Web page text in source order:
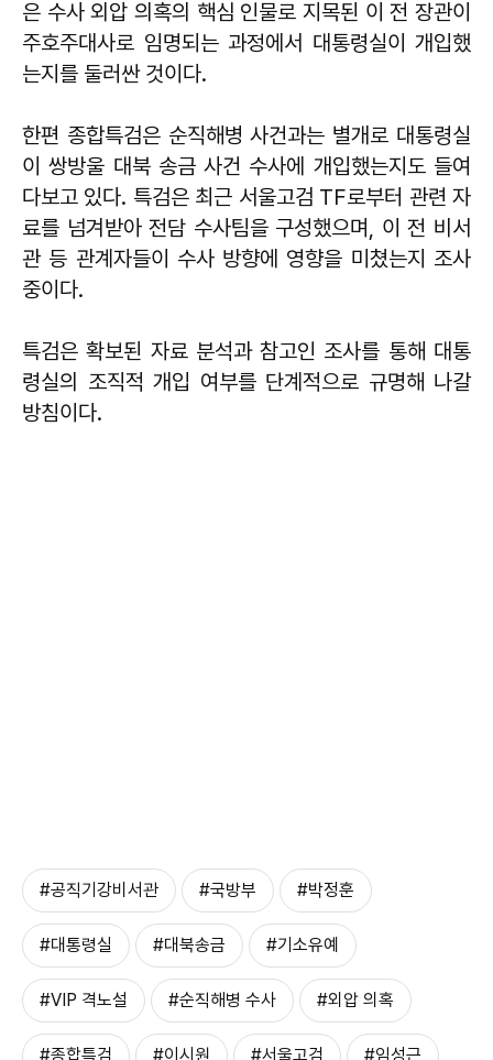
은 수사 외압 의혹의 핵심 인물로 지목된 이 전 장관이
주호주대사로 임명되는 과정에서 대통령실이 개입했
는지를 둘러싼 것이다.
한편 종합특검은 순직해병 사건과는 별개로 대통령실
이 쌍방울 대북 송금 사건 수사에 개입했는지도 들여
다보고 있다. 특검은 최근 서울고검 TF로부터 관련 자
료를 넘겨받아 전담 수사팀을 구성했으며, 이 전 비서
관 등 관계자들이 수사 방향에 영향을 미쳤는지 조사
중이다.
특검은 확보된 자료 분석과 참고인 조사를 통해 대통
령실의 조직적 개입 여부를 단계적으로 규명해 나갈
방침이다.
#공직기강비서관 #국방부 #박정훈
#대통령실 #대북송금 #기소유예
#VIP 격노설 #순직해병 수사 #외압 의혹
#종합특검 #이시원 #서울고검 #임성근